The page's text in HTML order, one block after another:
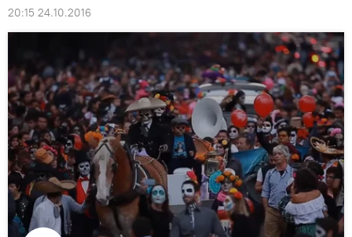
20:15 24.10.2016